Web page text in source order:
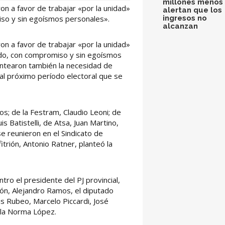
a favor de trabajar «por la unidad»
y sin egoísmos personales».
a favor de trabajar «por la unidad»
con compromiso y sin egoísmos
también la necesidad de
próximo período electoral que se
de la Festram, Claudio Leoni; de
Batistelli, de Atsa, Juan Martino,
reunieron en el Sindicato de
Antonio Ratner, planteó la
el presidente del PJ provincial,
Alejandro Ramos, el diputado
Rubeo, Marcelo Piccardi, José
Norma López.
alertan que los
ingresos no
alcanzan